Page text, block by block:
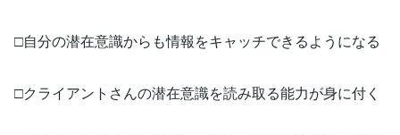
□自分の潜在意識からも情報をキャッチできるようになる
□クライアントさんの潜在意識を読み取る能力が身に付く